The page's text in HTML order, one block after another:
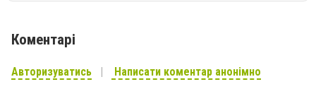
Коментарі
Авторизуватись Написати коментар анонімно